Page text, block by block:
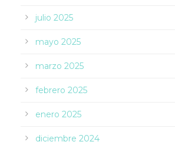
julio 2025
mayo 2025
marzo 2025
febrero 2025
enero 2025
diciembre 2024